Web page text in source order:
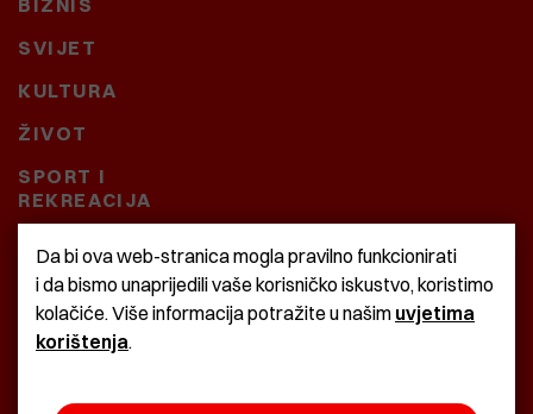
SVIJET
KULTURA
ŽIVOT
SPORT I
REKREACIJA
BAŠTARDINI I PRAVI
KRASNA ZEMLJA
Da bi ova web-stranica mogla pravilno funkcionirati
i da bismo unaprijedili vaše korisničko iskustvo, koristimo
kolačiće. Više informacija potražite u našim uvjetima
korištenja.